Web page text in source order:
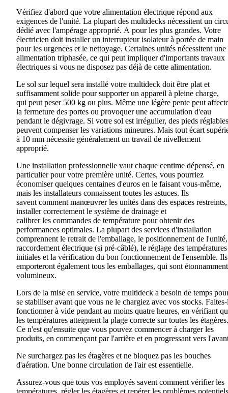
Vérifiez d'abord que votre alimentation électrique répond aux
exigences de l'unité. La plupart des multidecks nécessitent un
dédié avec l'ampérage approprié. A pour les plus grandes. Votre
électricien doit installer un interrupteur isolateur à portée de main
pour les urgences et le nettoyage. Certaines unités nécessitent une
alimentation triphasée, ce qui peut impliquer d'importants travaux
électriques si vous ne disposez pas déjà de cette alimentation.
Le sol sur lequel sera installé votre multideck doit être plat et
suffisamment solide pour supporter un appareil à pleine charge,
qui peut peser 500 kg ou plus. Même une légère pente peut
la fermeture des portes ou provoquer une accumulation d'eau
pendant le dégivrage. Si votre sol est irrégulier, des pieds réglables
peuvent compenser les variations mineures. Mais tout écart
à 10 mm nécessite généralement un travail de nivellement
approprié.
Une installation professionnelle vaut chaque centime dépensé, en
particulier pour votre première unité. Certes, vous pourriez
économiser quelques centaines d'euros en le faisant vous-même,
mais les installateurs connaissent toutes les astuces. Ils
savent comment manœuvrer les unités dans des espaces restreints,
installer correctement le système de drainage et
calibrerles commandes de température pour obtenir des
performances optimales. La plupart des services d'installation
comprennent le retrait de l'emballage, le positionnement de
raccordement électrique (si pré-câblé), le réglage des températures
initiales et la vérification du bon fonctionnement de l'ensemble. Ils
emporteront également tous les emballages, qui sont étonnamment
volumineux.
Lors de la mise en service, votre multideck a besoin de temps
se stabiliser avant que vous ne le chargiez avec vos stocks.
fonctionner à vide pendant au moins quatre heures, en vérifiant
les températures atteignent la plage correcte sur toutes les étagères.
Ce n'est qu'ensuite que vous pouvez commencer à charger les
produits, en commençant par l'arrière et en progressant vers
Ne surchargez pas les étagères et ne bloquez pas les bouches
d'aération. Une bonne circulation de l'air est essentielle.
Assurez-vous que tous vos employés savent comment vérifier les
températures, régler les étagères et repérer les problèmes potentiels